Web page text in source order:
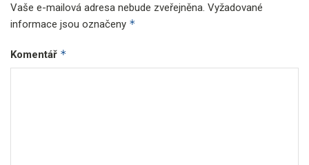
Vaše e-mailová adresa nebude zveřejněna. Vyžadované
informace jsou označeny *
Komentář *